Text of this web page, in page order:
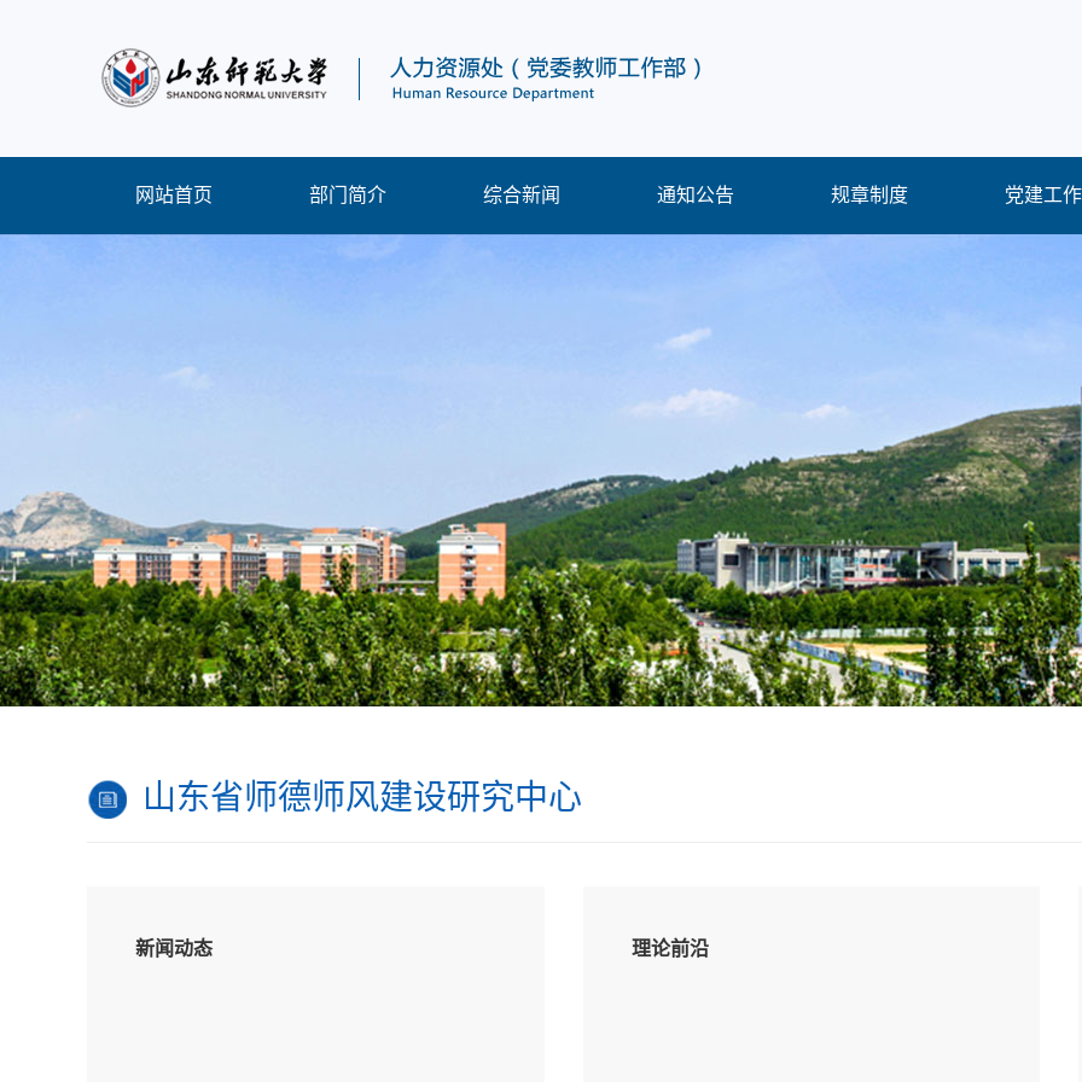
网站首页 部门简介 综合新闻 通知公告 规章制度 党建工作
山东省师德师风建设研究中心
新闻动态 理论前沿